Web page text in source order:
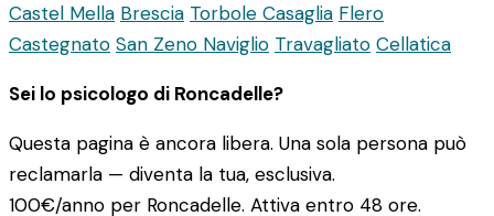
Castel Mella Brescia Torbole Casaglia Flero
Castegnato San Zeno Naviglio Travagliato Cellatica
Sei lo psicologo di Roncadelle?
Questa pagina è ancora libera. Una sola persona può
reclamarla — diventa la tua, esclusiva.
100€/anno per Roncadelle. Attiva entro 48 ore.